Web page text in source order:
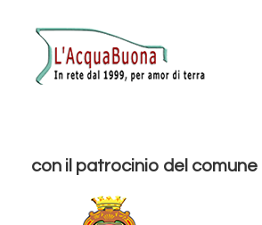
con il patrocinio del